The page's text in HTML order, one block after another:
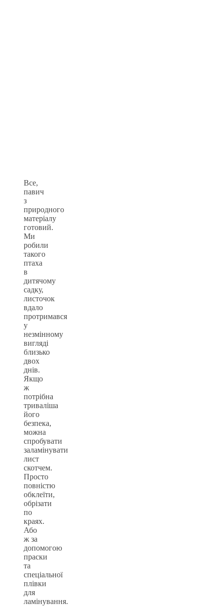
Все,
павич
з
природного
матеріалу
готовий.
Ми
робили
такого
птаха
в
дитячому
садку,
листочок
вдало
протримався
у
незмінному
вигляді
близько
двох
днів.
Якщо
ж
потрібна
триваліша
його
безпека,
можна
спробувати
заламінувати
лист
скотчем.
Просто
повністю
обклеїти,
обрізати
по
краях.
Або
ж за
допомогою
праски
та
спеціальної
плівки
для
ламінування.